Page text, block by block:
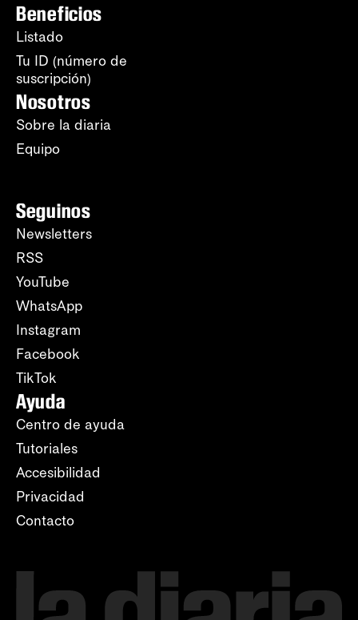
Beneficios
Listado
Tu ID (número de
suscripción)
Nosotros
Sobre la diaria
Equipo
Seguinos
Newsletters
RSS
YouTube
WhatsApp
Instagram
Facebook
TikTok
Ayuda
Centro de ayuda
Tutoriales
Accesibilidad
Privacidad
Contacto